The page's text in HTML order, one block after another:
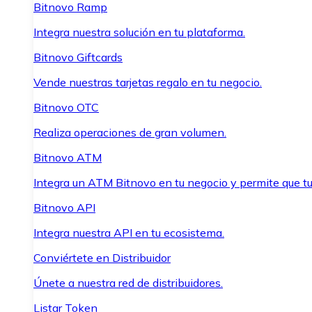
Bitnovo Ramp
Integra nuestra solución en tu plataforma.
Bitnovo Giftcards
Vende nuestras tarjetas regalo en tu negocio.
Bitnovo OTC
Realiza operaciones de gran volumen.
Bitnovo ATM
Integra un ATM Bitnovo en tu negocio y permite que
Bitnovo API
Integra nuestra API en tu ecosistema.
Conviértete en Distribuidor
Únete a nuestra red de distribuidores.
Listar Token